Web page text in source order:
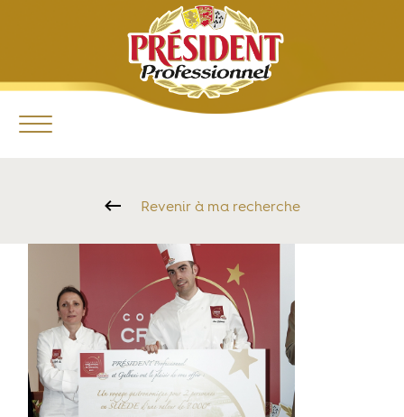
Revenir à ma recherche